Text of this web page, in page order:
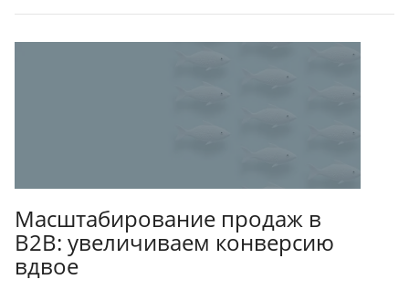
Масштабирование продаж в
B2B: увеличиваем конверсию
вдвое